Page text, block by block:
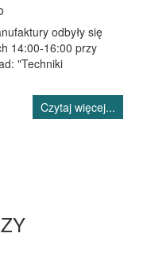
odbyły się
14:00-16:00 przy
"Techniki
Czytaj więcej...